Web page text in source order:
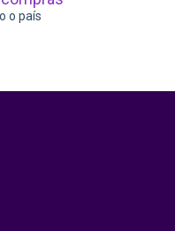
o país